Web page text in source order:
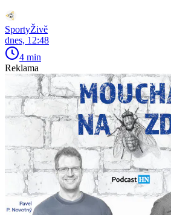
SportyŽivě
dnes, 12:48
4 min
Reklama